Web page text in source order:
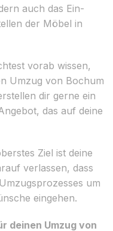
auch das Ein-
der Möbel in
vorab wissen,
Umzug von Bochum
dir gerne ein
das auf deine
Ziel ist deine
verlassen, dass
um
eingehen.
deinen Umzug von